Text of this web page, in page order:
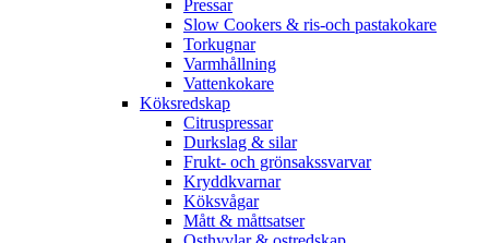
Pressar
Slow Cookers & ris-och pastakokare
Torkugnar
Varmhållning
Vattenkokare
Köksredskap
Citruspressar
Durkslag & silar
Frukt- och grönsakssvarvar
Kryddkvarnar
Köksvågar
Mått & måttsatser